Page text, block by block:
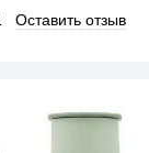
Оставить отзыв